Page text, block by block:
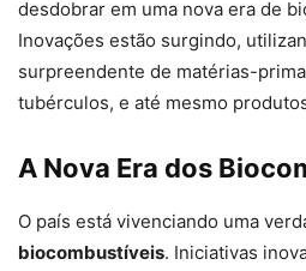
desdobrar em uma nova era de
Inovações estão surgindo,
surpreendente de matérias-
tubérculos, e até mesmo
A Nova Era dos
O país está vivenciando uma
biocombustíveis. Iniciativas